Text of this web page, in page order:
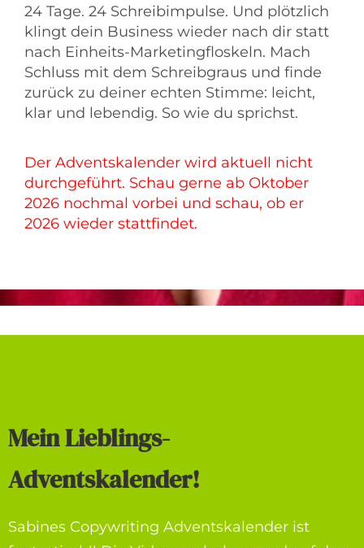
24 Tage. 24 Schreibimpulse. Und plötzlich
klingt dein Business wieder nach dir statt
nach Einheits-Marketingfloskeln. Mach
Schluss mit dem Schreibgraus und finde
zurück zu deiner echten Stimme: leicht,
klar und lebendig. So wie du sprichst.
Der Adventskalender wird aktuell nicht
durchgeführt. Schau gerne ab Oktober
2026 nochmal vorbei und schau, ob er
2026 wieder stattfindet.
Mein Lieblings-
Adventskalender!
Sabines Copywriting Adventskalender ist